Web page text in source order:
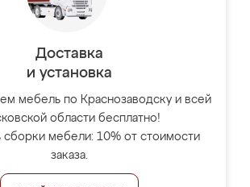
Доставка
и установка
мебель по Краснозаводску и всей
области бесплатно!
сборки мебели: 10% от стоимости
заказа.